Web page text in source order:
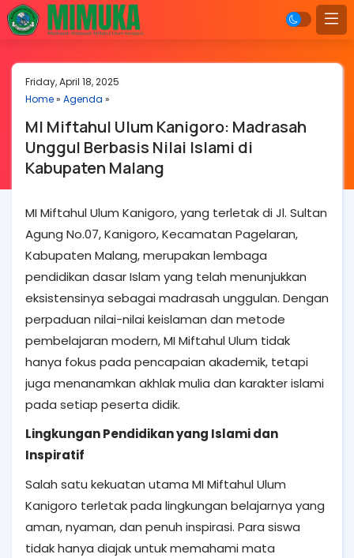
Friday, April 18, 2025
Home» Agenda »
MI Miftahul Ulum Kanigoro: Madrasah
Unggul Berbasis Nilai Islami di
Kabupaten Malang
MI Miftahul Ulum Kanigoro, yang terletak di Jl. Sultan
Agung No.07, Kanigoro, Kecamatan Pagelaran,
Kabupaten Malang, merupakan lembaga
pendidikan dasar Islam yang telah menunjukkan
eksistensinya sebagai madrasah unggulan. Dengan
perpaduan nilai-nilai keislaman dan metode
pembelajaran modern, MI Miftahul Ulum tidak
hanya fokus pada pencapaian akademik, tetapi
juga menanamkan akhlak mulia dan karakter islami
pada setiap peserta didik.
Lingkungan Pendidikan yang Islami dan
Inspiratif
Salah satu kekuatan utama MI Miftahul Ulum
Kanigoro terletak pada lingkungan belajarnya yang
aman, nyaman, dan penuh inspirasi. Para siswa
tidak hanya diajak untuk memahami mata